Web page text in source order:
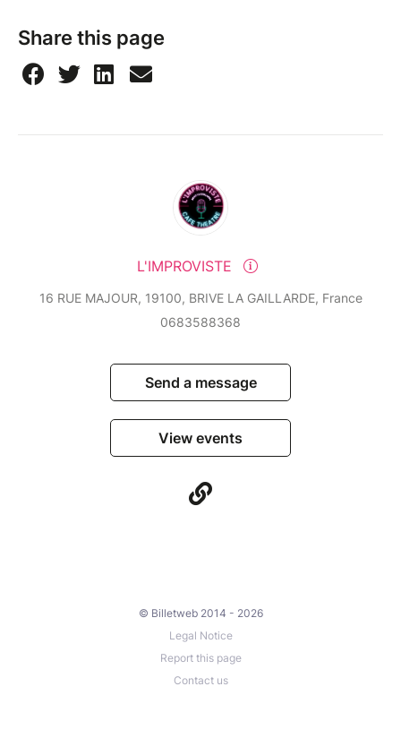
Share this page
L'IMPROVISTE
16 RUE MAJOUR, 19100, BRIVE LA GAILLARDE, France
0683588368
Send a message
View events
© Billetweb 2014 - 2026
Legal Notice
Report this page
Contact us